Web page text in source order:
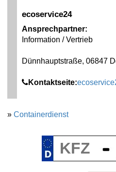
ecoservice24
Ansprechpartner:
Information / Vertrieb
Dünnhauptstraße, 06847
Kontaktseite:
» Containerdienst